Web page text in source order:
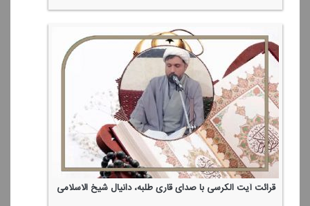
قرائت آیت الكرسی با صدای قاری طلبه، دانیال شیخ الاسلامی